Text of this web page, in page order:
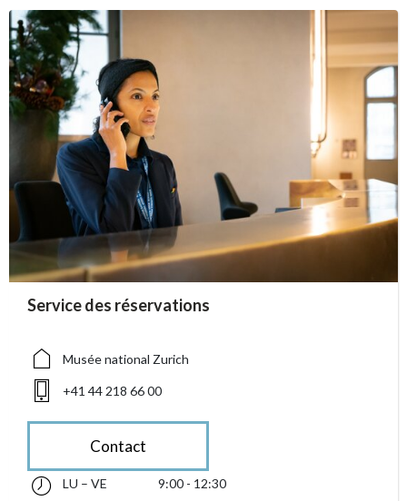
accessibility.sr-only.person_card_info
Service des réservations
accessibility.sr-only.museum
Musée national Zurich
accessibility.sr-only.phone
+41 44 218 66 00
Contact
accessibility.sr-only.opening_hours
lundi jusqu’à vendredi 09:00 - 12:30
LU – VE 9:00 - 12:30